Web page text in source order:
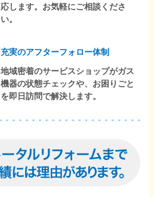
応します。お気軽にご相談くださ
い。
充実のアフターフォロー体制
地域密着のサービスショップがガス
機器の状態チェックや、お困りごと
を即日訪問で解決します。